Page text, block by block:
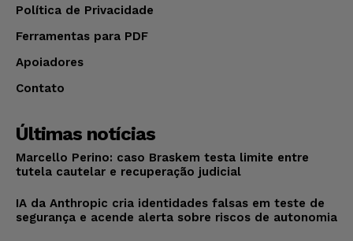
Política de Privacidade
Ferramentas para PDF
Apoiadores
Contato
Últimas notícias
Marcello Perino: caso Braskem testa limite entre
tutela cautelar e recuperação judicial
IA da Anthropic cria identidades falsas em teste de
segurança e acende alerta sobre riscos de autonomia